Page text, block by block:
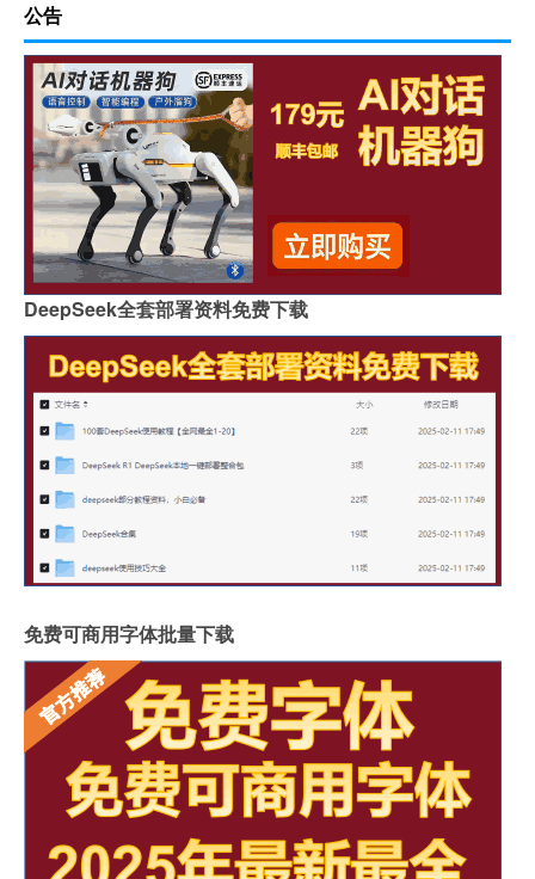
公告
DeepSeek全套部署资料免费下载
免费可商用字体批量下载